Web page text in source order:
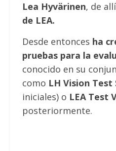
Lea Hyvärinen, de
de LEA.
Desde entonces ha
pruebas para la
conocido en su
como LH Vision Test
iniciales) o LEA Test
posteriormente.